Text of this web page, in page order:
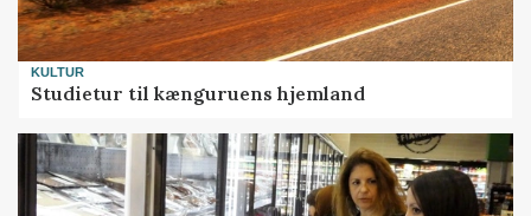
KULTUR
Studietur til kænguruens hjemland